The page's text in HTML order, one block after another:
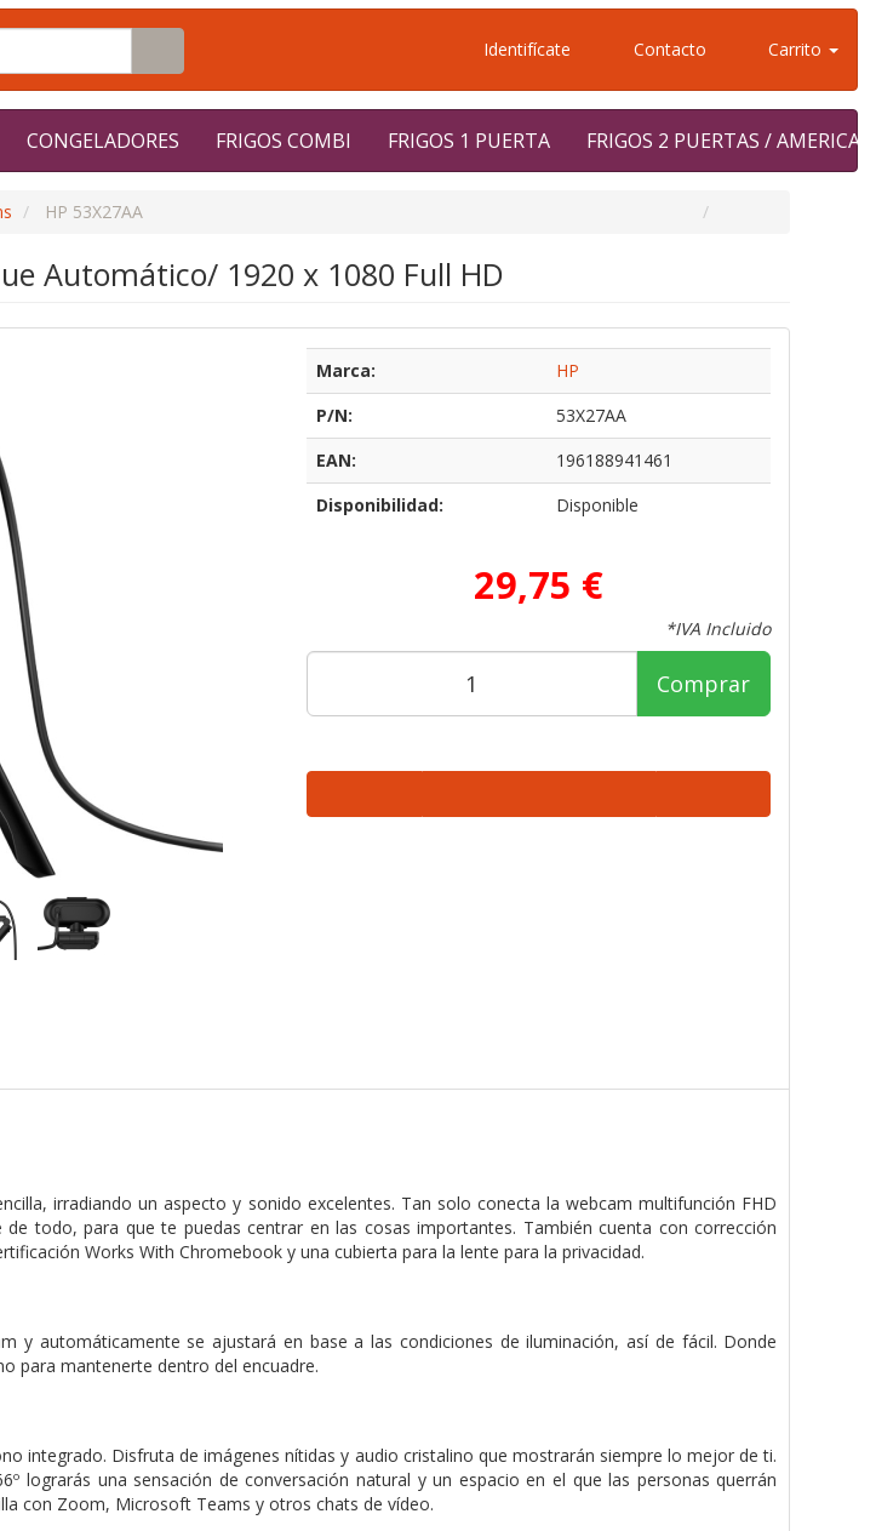
Identifícate Contacto Carrito
CONGELADORES FRIGOS COMBI FRIGOS 1 PUERTA FRIGOS 2 PUERTAS /
HP 53X27AA
Automático/ 1920 x 1080 Full HD
Marca:
HP
P/N:
53X27AA
EAN:
196188941461
Disponibilidad:
Disponible
29,75 €
*IVA Incluido
Comprar
irradiando un aspecto y sonido excelentes. Tan solo conecta la webcam multifunción FHD
todo, para que te puedas centrar en las cosas importantes. También cuenta con corrección
Works With Chromebook y una cubierta para la lente para la privacidad.
y automáticamente se ajustará en base a las condiciones de iluminación, así de fácil. Donde
para mantenerte dentro del encuadre.
integrado. Disfruta de imágenes nítidas y audio cristalino que mostrarán siempre lo mejor de ti.
lograrás una sensación de conversación natural y un espacio en el que las personas querrán
con Zoom, Microsoft Teams y otros chats de vídeo.